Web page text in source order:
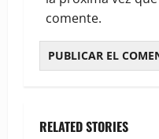
comente.
RELATED STORIES